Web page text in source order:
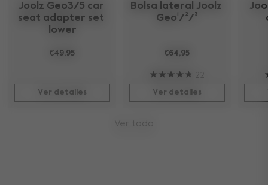
Joolz Geo3/5 car
seat adapter set
lower
€49,95
Ver detalles
Bolsa lateral Joolz
Geo¹/²/³
€64,95
22
Ver detalles